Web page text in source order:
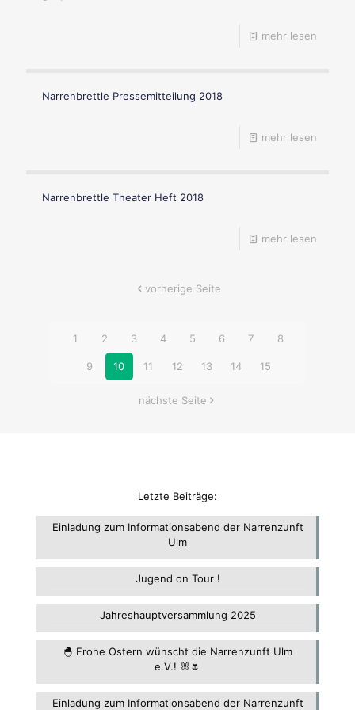
mehr lesen
Narrenbrettle Pressemitteilung 2018
mehr lesen
Narrenbrettle Theater Heft 2018
mehr lesen
vorherige Seite
1 2 3 4 5 6 7 8
9 10 11 12 13 14 15
nächste Seite
Letzte Beiträge:
Einladung zum Informationsabend der Narrenzunft
Ulm
Jugend on Tour !
Jahreshauptversammlung 2025
🐣 Frohe Ostern wünscht die Narrenzunft Ulm
e.V.! 🐰🌷
Einladung zum Informationsabend der Narrenzunft